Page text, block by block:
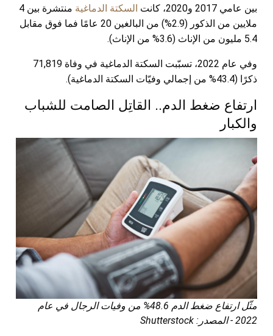
بين عامي 2017 و2020، كانت السكتة الدماغية
منتشرة بين 4
ملايين من الذكور (2.9%) من البالغين 20 عامًا فما فوق مقابل
5.4 مليون من الإناث (3.6% من الإناث).
وفي عام 2022، تسبّبت السكتة الدماغية في وفاة 71,819
ذكرًا (43.4% من إجمالي وفيّات السكتة الدماغية).
ارتفاع ضغط الدم.. القاتِل الصامت للشباب
والكبار
مثّل ارتفاع ضغط الدم 48.6% من وفيات الرجال في عام
2022 - المصدر: Shutterstock